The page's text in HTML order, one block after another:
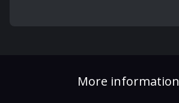
More information